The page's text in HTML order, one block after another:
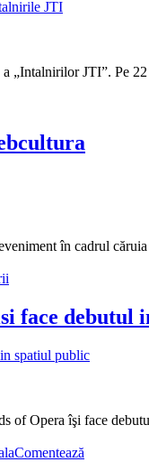
„Intalnirilor JTI”. Pe
în cadrul
face debutul
of Opera îşi face
Comentează